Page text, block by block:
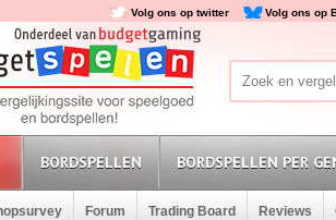
Volg ons op twitter Volg ons op
BORDSPELLEN BORDSPELLEN PER
Forum Trading Board Reviews